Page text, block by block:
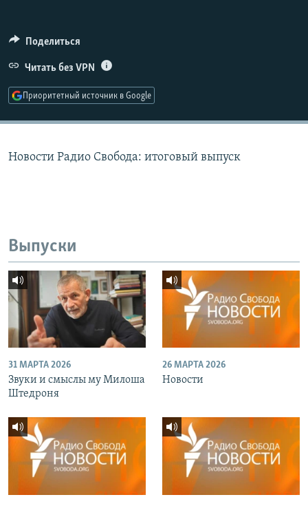
ПОДПИШИТЕСЬ НА РАССЫЛКУ
СОЦИАЛЬНЫЕ СЕТИ
Поделиться
Читать без VPN
Приоритетный источник в Google
Новости Радио Свобода: итоговый выпуск
Выпуски
31 МАРТА 2026
Звуки и смыслы му Милоша
Штедроня
26 МАРТА 2026
Новости